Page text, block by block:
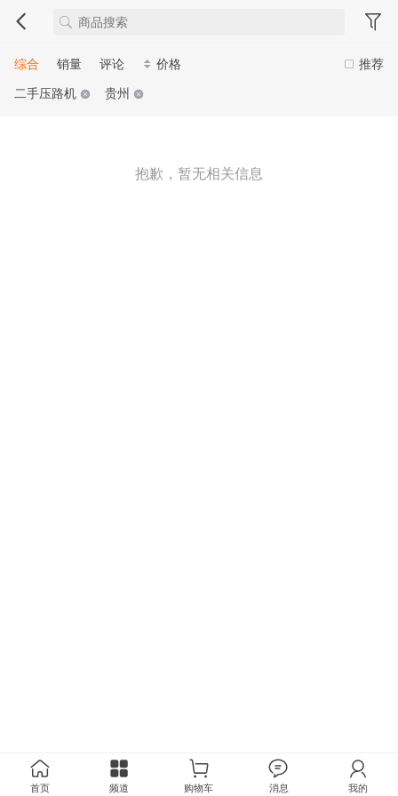
推荐
综合 销量 评论
价格
二手压路机
贵州
抱歉，暂无相关信息
首页 频道 购物车 消息 我的